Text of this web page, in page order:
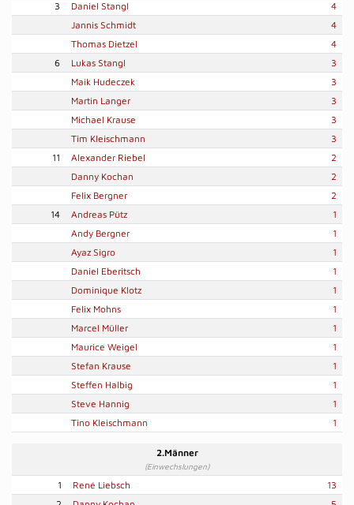
3
Daniel Stangl
4
Jannis Schmidt
4
Thomas Dietzel
4
6
Lukas Stangl
3
Maik Hudeczek
3
Martin Langer
3
Michael Krause
3
Tim Kleischmann
3
11
Alexander Riebel
2
Danny Kochan
2
Felix Bergner
2
14
Andreas Pütz
1
Andy Bergner
1
Ayaz Sigro
1
Daniel Eberitsch
1
Dominique Klotz
1
Felix Mohns
1
Marcel Müller
1
Maurice Weigel
1
Stefan Krause
1
Steffen Halbig
1
Steve Hannig
1
Tino Kleischmann
1
2.Männer
(Einwechslungen)
1 René Liebsch
13